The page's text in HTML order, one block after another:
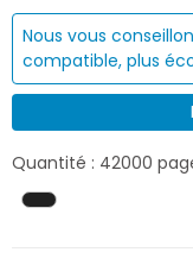
Nous vous
compatible, plus
Quantité : 42000